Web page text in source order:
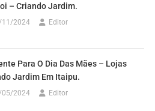
– Criando Jardim.
11/2024 Editor
Para O Dia Das Mães – Lojas
Jardim Em Itaipu.
05/2024 Editor